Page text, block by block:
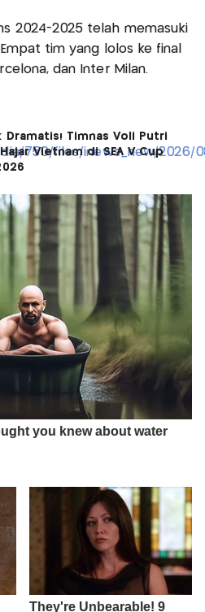
2024-2025 telah memasuki
tim yang lolos ke final
dan Inter Milan.
Dramatis! Timnas Voli Putri
Vietnam di SEA V Cup